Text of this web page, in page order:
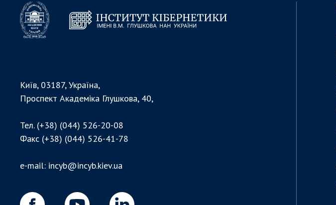
Київ, 03187, Україна,
Проспект Академіка Глушкова, 40,
Тел. (+38) (044) 526-20-08
Факс (+38) (044) 526-41-78
e-mail: incyb@incyb.kiev.ua